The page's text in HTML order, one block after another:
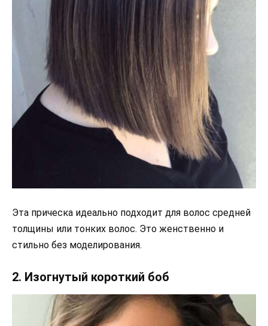
Эта прическа идеально подходит для волос средней
толщины или тонких волос. Это женственно и
стильно без моделирования.
2. Изогнутый короткий боб